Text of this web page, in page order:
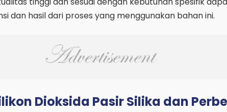
dan hasil dari proses yang menggunakan bahan ini.
Dioksida Pasir Silika dan